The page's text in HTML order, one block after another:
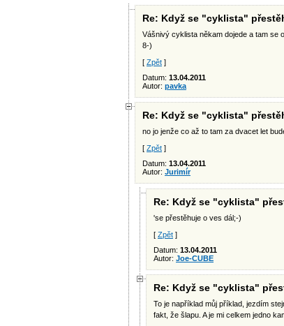
Re: Když se "cyklista"
Vášnivý cyklista někam dojede a tam se
8-)
[ Zpět ]
Datum: 13.04.2011
Autor: pavka
Re: Když se "cyklista"
no jo jenže co až to tam za dvacet let
[ Zpět ]
Datum: 13.04.2011
Autor: Jurimír
Re: Když se "cyklista"
'se přestěhuje o ves dál;-)
[ Zpět ]
Datum: 13.04.2011
Autor: Joe-CUBE
Re: Když se "cyklista"
To je například můj příklad, jezdím
fakt, že šlapu. A je mi celkem jedno